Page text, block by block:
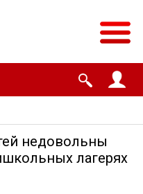
недовольны
лагерях